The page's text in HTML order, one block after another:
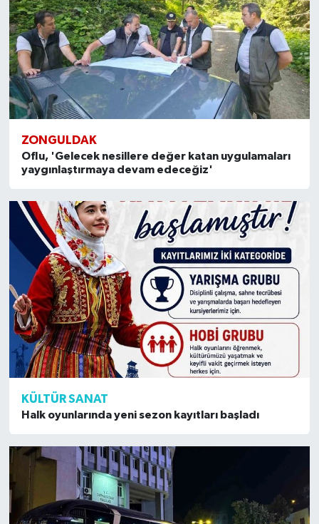
ZONGULDAK
Oflu, 'Gelecek nesillere değer katan uygulamaları
yaygınlaştırmaya devam edeceğiz'
KÜLTÜR SANAT
Halk oyunlarında yeni sezon kayıtları başladı